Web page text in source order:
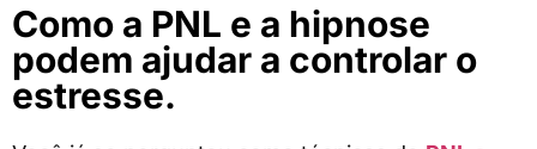
Como a PNL e a hipnose
podem ajudar a controlar o
estresse.